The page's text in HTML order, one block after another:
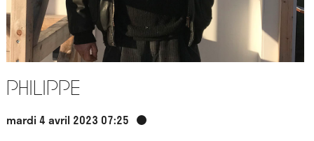
Philippe
mardi 4 avril 2023 07:25